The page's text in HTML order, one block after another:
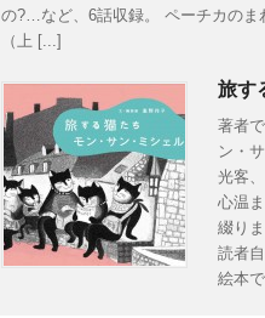
の?…など、6話収録。 ペーチカのま
（上 [...]
旅す
著者
ン・
光客
心温
綴り
読者
絵本